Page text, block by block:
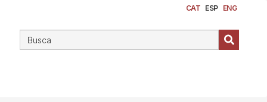
CAT ESP ENG